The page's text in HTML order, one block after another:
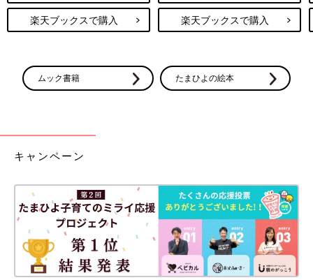
楽天ブックスで購入 楽天ブックスで購入
ムック書籍 たまひよの絵本
キャンペーン